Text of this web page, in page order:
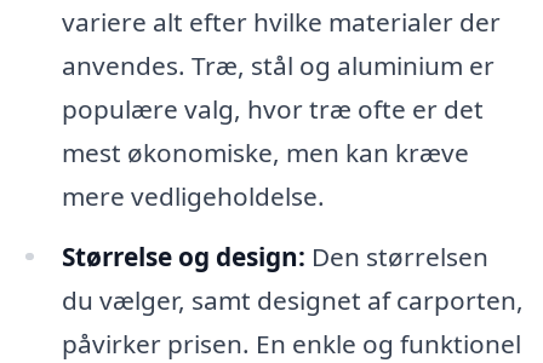
variere alt efter hvilke materialer der
anvendes. Træ, stål og aluminium er
populære valg, hvor træ ofte er det
mest økonomiske, men kan kræve
mere vedligeholdelse.
Størrelse og design: Den størrelsen
du vælger, samt designet af carporten,
påvirker prisen. En enkle og funktionel